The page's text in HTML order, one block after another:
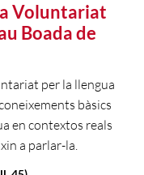
Voluntariat
Boada de
per la llengua
bàsics
en contextos reals
a parlar-la.